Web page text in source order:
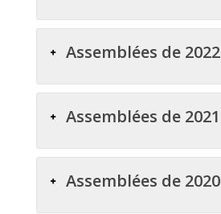
Assemblées de 2022
Assemblées de 2021
Assemblées de 2020